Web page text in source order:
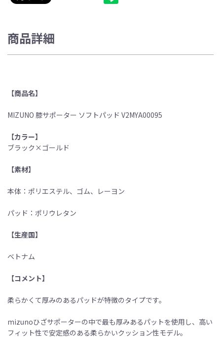
商品詳細
【商品名】
MIZUNO 膝サポーター ソフトパッド V2MYA00095
【カラー】
ブラック×ゴールド
【素材】
本体：ポリエステル、ゴム、レーヨン
パッド：ポリウレタン
【生産国】
ベトナム
【コメント】
柔らかくて厚みのあるパッドが特徴のタイプです。
mizunoひざサポーターの中で最も厚みあるパットを使用し、高い
フィット性で安定感のある柔らかいクッション性モデル。